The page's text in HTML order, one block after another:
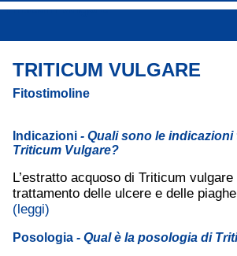
Triticum Vulgare
TRITICUM VULGARE
Fitostimoline
Indicazioni - Quali sono le
Triticum Vulgare?
L’estratto acquoso di Triticum
trattamento delle ulcere e delle
(leggi)
Posologia - Qual è la posologia di